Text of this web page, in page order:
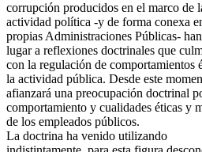
corrupción producidos en el marco de
actividad política -y de forma conexa
propias Administraciones Públicas-
lugar a reflexiones doctrinales que
con la regulación de comportamientos
la actividad pública. Desde este
afianzará una preocupación doctrinal
comportamiento y cualidades éticas y
de los empleados públicos.
La doctrina ha venido utilizando